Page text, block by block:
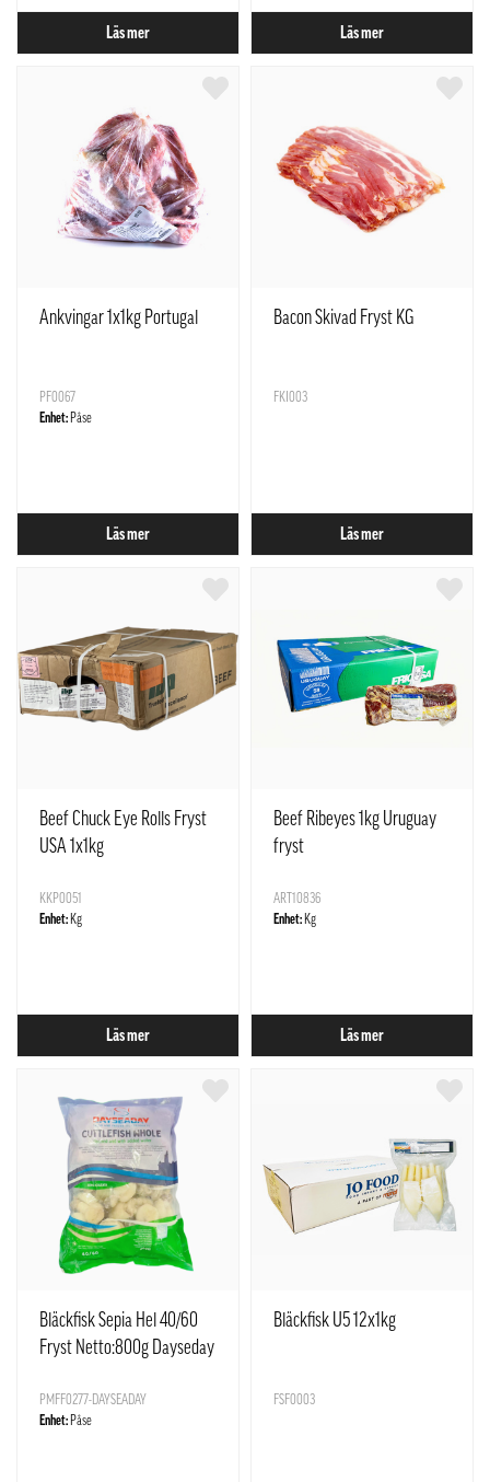
Läs mer Läs mer
Ankvingar 1x1kg Portugal
PF0067
Enhet: Påse
Läs mer
Bacon Skivad Fryst KG
FKI003
Läs mer
Beef Chuck Eye Rolls Fryst
USA 1x1kg
KKP0051
Enhet: Kg
Läs mer
Beef Ribeyes 1kg Uruguay
fryst
ART10836
Enhet: Kg
Läs mer
Bläckfisk Sepia Hel 40/60
Fryst Netto:800g Dayseday
PMFF0277-DAYSEADAY
Enhet: Påse
Bläckfisk U5 12x1kg
FSF0003